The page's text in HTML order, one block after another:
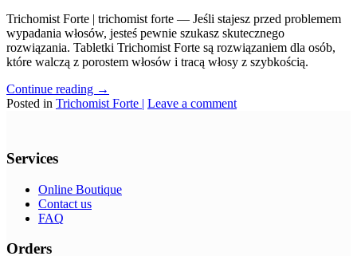
Trichomist Forte | trichomist forte — Jeśli stajesz przed problemem
wypadania włosów, jesteś pewnie szukasz skutecznego
rozwiązania. Tabletki Trichomist Forte są rozwiązaniem dla osób,
które walczą z porostem włosów i tracą włosy z szybkością.
Continue reading →
Posted in Trichomist Forte | Leave a comment
Services
Online Boutique
Contact us
FAQ
Orders